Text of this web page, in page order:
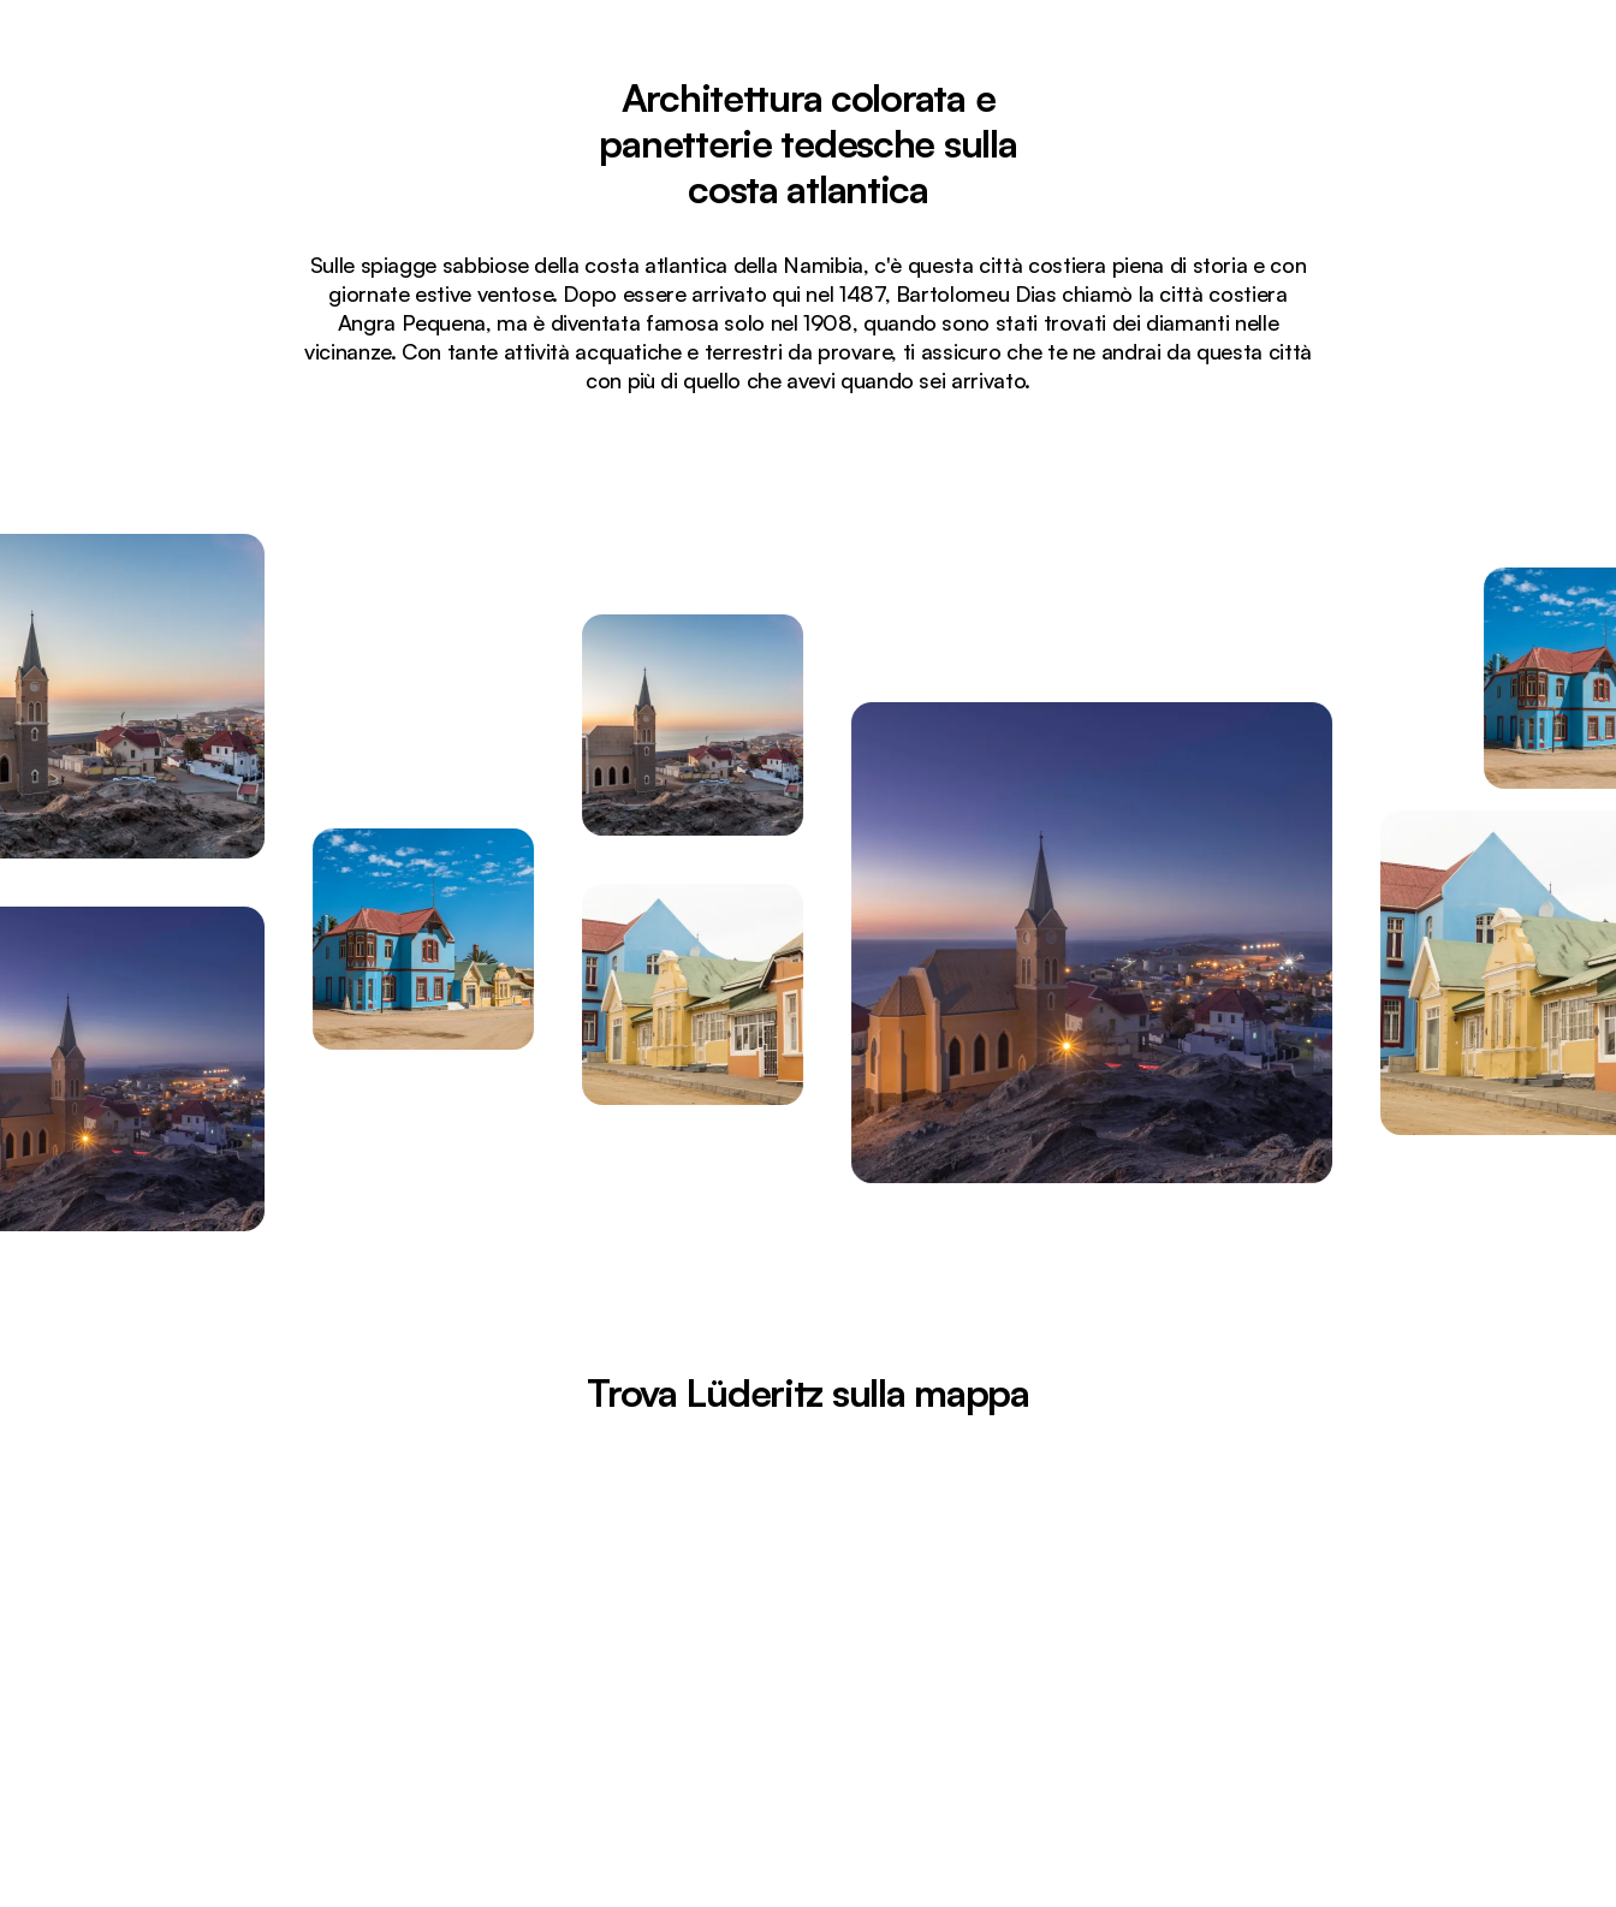
Stai visualizzando:
L'architettura coloniale tedesca è super colorata nella storica Lüderitz, in Namibia, con edifici blu brillante che spiccano sul deserto e sul cielo.
Architettura colorata e
panetterie tedesche sulla
costa atlantica
Sulle spiagge sabbiose della costa atlantica della Namibia, c'è questa città costiera piena di storia e con
giornate estive ventose. Dopo essere arrivato qui nel 1487, Bartolomeu Dias chiamò la città costiera
Angra Pequena, ma è diventata famosa solo nel 1908, quando sono stati trovati dei diamanti nelle
vicinanze. Con tante attività acquatiche e terrestri da provare, ti assicuro che te ne andrai da questa città
con più di quello che avevi quando sei arrivato.
Trova Lüderitz sulla mappa